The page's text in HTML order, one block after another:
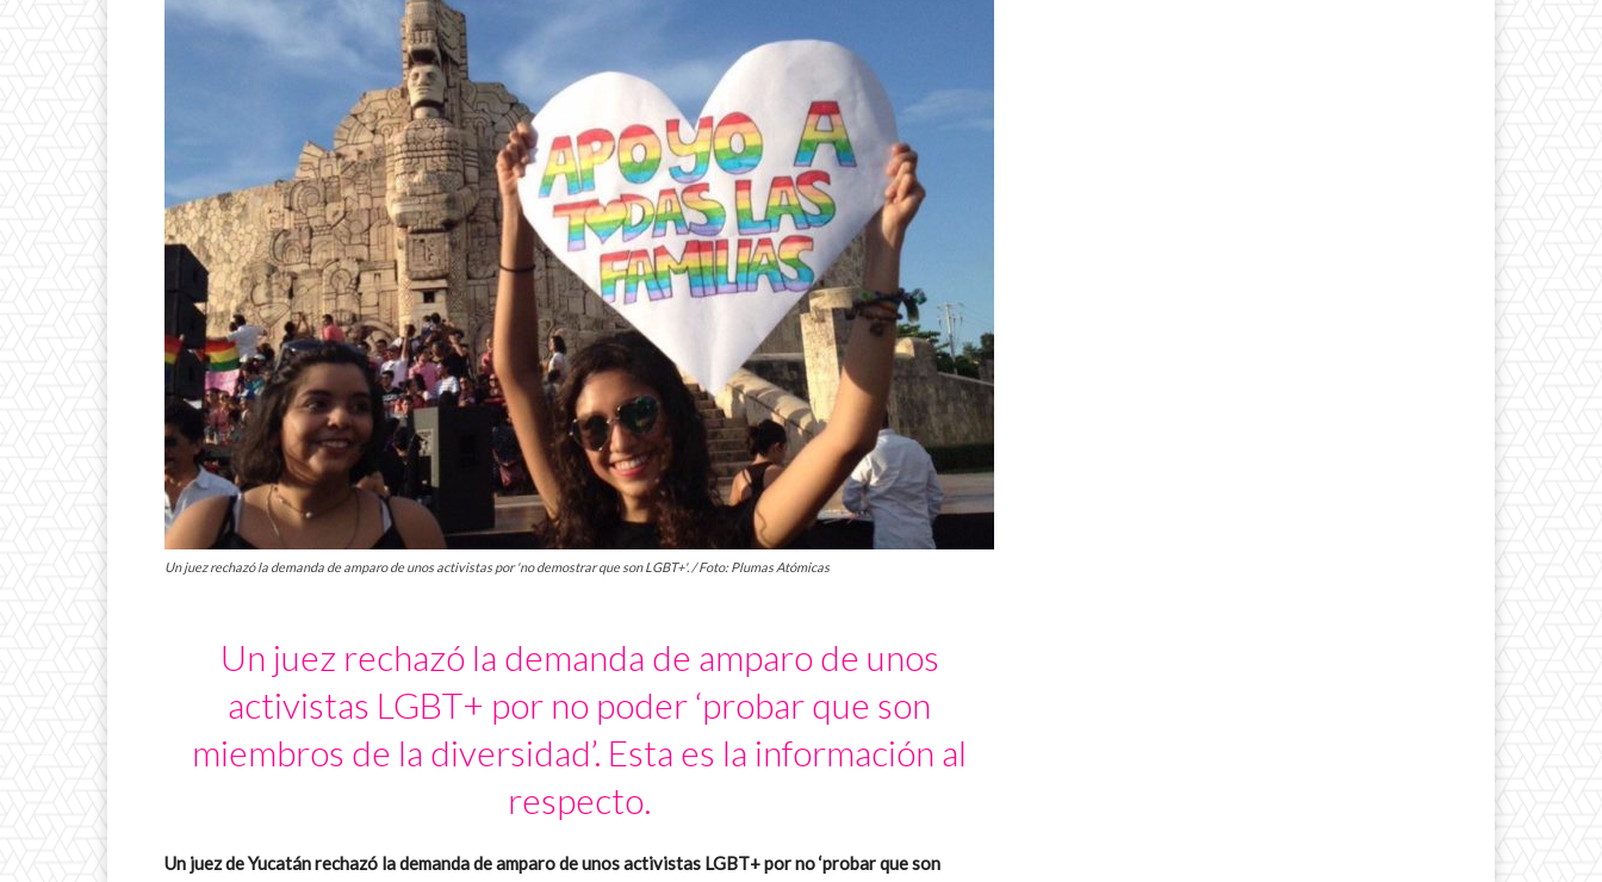
Un juez rechazó la demanda de amparo de unos activistas por 'no demostrar que son LGBT+'. / Foto: Plumas Atómicas
Un juez rechazó la demanda de amparo de unos
activistas LGBT+ por no poder ‘probar que son
miembros de la diversidad’. Esta es la información al
respecto.
Un juez de Yucatán rechazó la demanda de amparo de unos activistas LGBT+ por no ‘probar que son